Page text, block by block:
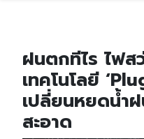
ฝนตกทีไร ไฟส
เทคโนโลยี
เปลี่ยนหยดน้ำ
สะอาด